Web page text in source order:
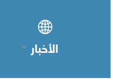
الأخبار